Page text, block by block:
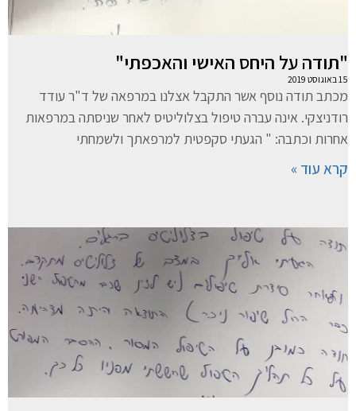
"תודה על היחס האישי והאכפתי"
15 באוגוסט 2019
מכתב תודה נוסף אשר התקבל אצלנו במרפאה של ד"ר עודד
רודניצקי. אינה עברה טיפול בצלוליטיס לאחר שניסתה במרפאות
אחרות וכתבה: " הגעתי סקפטית למרפאתך ולשמחתי
קרא עוד »